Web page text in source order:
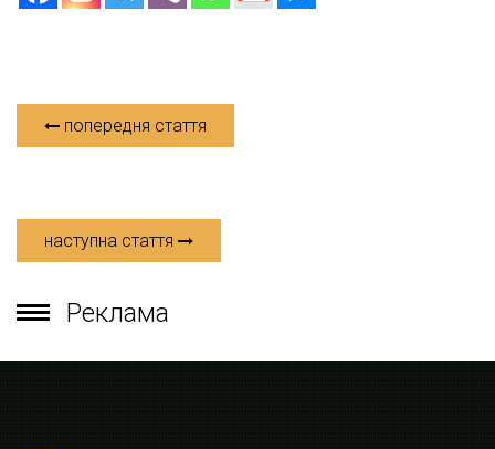
попередня стаття
наступна стаття
Реклама